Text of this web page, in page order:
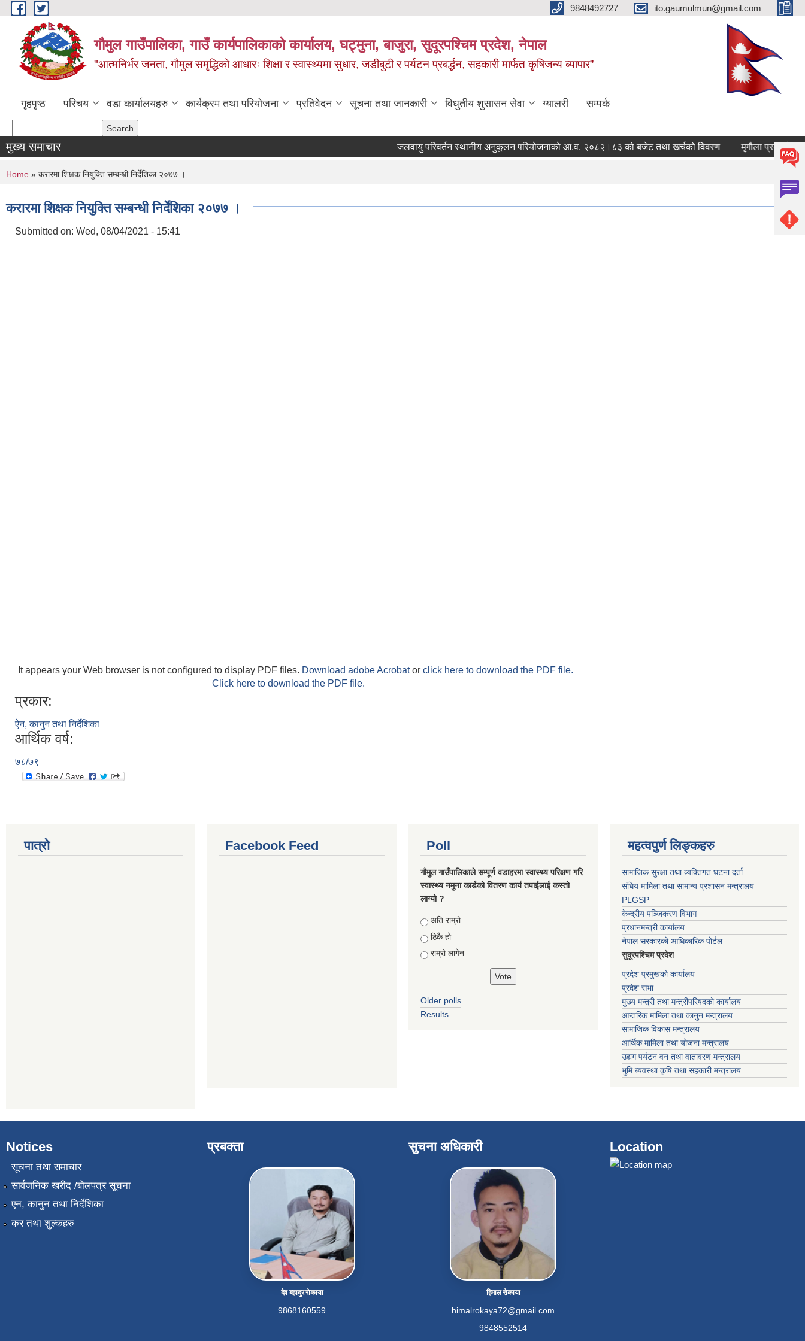
Skip to main content 9848492727 ito.gaumulmun@gmail.com
गौमुल गाउँपालिका, गाउँ कार्यपालिकाको कार्यालय, घट्मुना, बाजुरा, सुदूरपश्चिम प्रदेश, नेपाल
"आत्मनिर्भर जनता, गौमुल समृद्धिको आधारः शिक्षा र स्वास्थ्यमा सुधार, जडीबुटी र पर्यटन प्रबर्द्धन, सहकारी मार्फत कृषिजन्य ब्यापार”
गृहपृष्ठ परिचय वडा कार्यालयहरु कार्यक्रम तथा परियोजना प्रतिवेदन सूचना तथा जानकारी विधुतीय शुसासन सेवा ग्यालरी सम्पर्क
मुख्य समाचार जलवायु परिवर्तन स्थानीय अनुकूलन परियोजनाको आ.व. २०८२।८३ को बजेट तथा खर्चको विवरण मृगौला प्रत्यारोपण
You are here
Home » करारमा शिक्षक नियुक्ति सम्बन्धी निर्देशिका २०७७ ।
करारमा शिक्षक नियुक्ति सम्बन्धी निर्देशिका २०७७ ।
Submitted on: Wed, 08/04/2021 - 15:41
It appears your Web browser is not configured to display PDF files. Download adobe Acrobator click here to download the PDF file.
Click here to download the PDF file.
प्रकार:
ऐन, कानुन तथा निर्देशिका
आर्थिक वर्ष:
७८/७९
पात्रो Facebook Feed Poll
गौमुल गाउँपालिकाले सम्पूर्ण वडाहरमा स्वास्थ्य परिक्षण गरि
स्वास्थ्य नमुना कार्डको वितरण कार्य तपाईलाई कस्तो
लाग्यो ?
Choices
अति राम्रो
ठिकै हो
राम्रो लागेन
Older polls
Results
महत्वपुर्ण लिङ्कहरु
सामाजिक सुरक्षा तथा व्यक्तिगत घटना दर्ता
संघिय मामिला तथा सामान्य प्रशासन मन्त्रालय
PLGSP
केन्द्रीय पञ्जिकरण विभाग
प्रधानमन्त्री कार्यालय
नेपाल सरकारको आधिकारिक पोर्टल
सुदूरपश्चिम प्रदेश
प्रदेश प्रमुखको कार्यालय
प्रदेश सभा
मुख्य मन्त्री तथा मन्त्रीपरिषदको कार्यालय
आन्तरिक मामिला तथा कानुन मन्त्रालय
सामाजिक विकास मन्त्रालय
आर्थिक मामिला तथा योजना मन्त्रालय
उद्यग पर्यटन वन तथा वातावरण मन्त्रालय
भुमि ब्यवस्था कृषि तथा सहकारी मन्त्रालय
Notices
सूचना तथा समाचार
सार्वजनिक खरीद /बोलपत्र सूचना
एन, कानुन तथा निर्देशिका
कर तथा शुल्कहरु
प्रबक्ता
देव बहादुर रोकाया
9868160559
सुचना अधिकारी
हिमाल रोकाया
himalrokaya72@gmail.com
9848552514
Location